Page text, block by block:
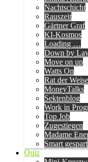
Nachtschicht
Rauszeit
Gärtner Graf
KI-Kosmos
Loading …
Down by
Move on up
Watts On
Rat der
MoneyTalks
Sektenblog
Work in
Top Job
Zugestiegen
Madame
Smart gespart
Quiz